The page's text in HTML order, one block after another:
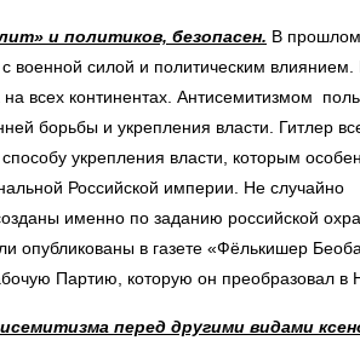
и политиков, безопасен. В
военной силой и политическим влиянием.
всех континентах. Антисемитизмом
борьбы и укрепления власти. Гитлер
укрепления власти, которым
Российской империи. Не случайно
именно по заданию российской
опубликованы в газете «Фёлькишер
Партию, которую он преобразовал в
перед другими видами